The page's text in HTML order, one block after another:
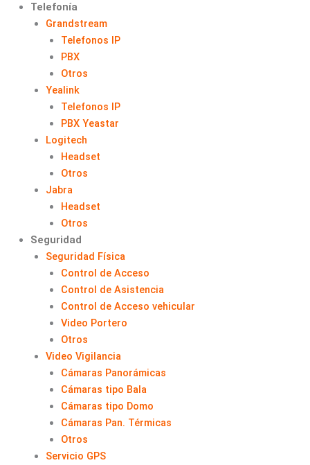
Telefonía
Grandstream
Telefonos IP
PBX
Otros
Yealink
Telefonos IP
PBX Yeastar
Logitech
Headset
Otros
Jabra
Headset
Otros
Seguridad
Seguridad Física
Control de Acceso
Control de Asistencia
Control de Acceso vehicular
Video Portero
Otros
Video Vigilancia
Cámaras Panorámicas
Cámaras tipo Bala
Cámaras tipo Domo
Cámaras Pan. Térmicas
Otros
Servicio GPS